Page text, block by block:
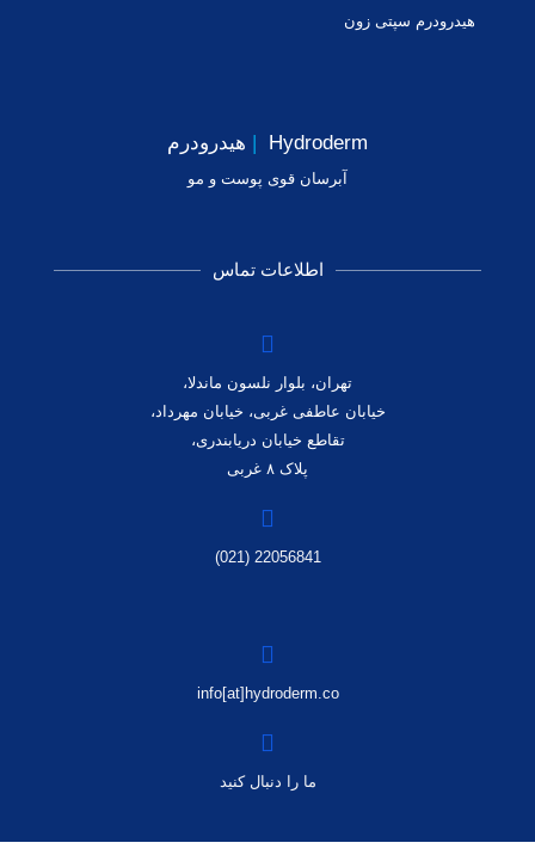
هیدرودرم سپتی زون
Hydroderm
| هیدرودرم
آبرسان قوی پوست و مو
اطلاعات تماس
تهران، بلوار نلسون ماندلا،
خیابان عاطفی غربی، خیابان مهرداد،
تقاطع خیابان دریابندری،
پلاک ۸ غربی
22056841 (021)
info[at]hydroderm.co
ما را دنبال کنید